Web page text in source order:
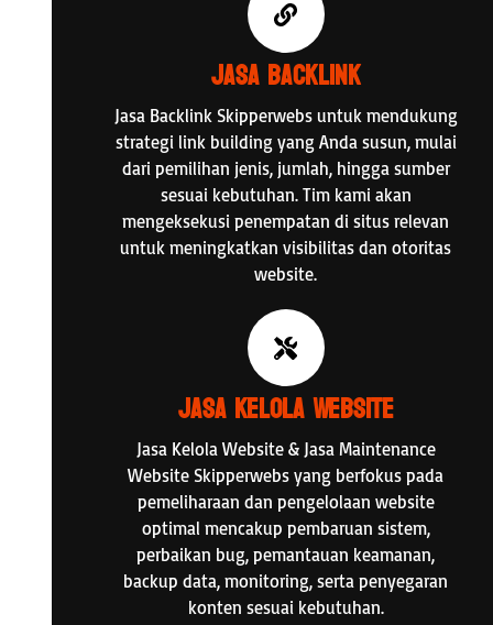
Jasa Backlink
Jasa Backlink Skipperwebs untuk mendukung
strategi link building yang Anda susun, mulai
dari pemilihan jenis, jumlah, hingga sumber
sesuai kebutuhan. Tim kami akan
mengeksekusi penempatan di situs relevan
untuk meningkatkan visibilitas dan otoritas
website.
Jasa Kelola Website
Jasa Kelola Website & Jasa Maintenance
Website Skipperwebs yang berfokus pada
pemeliharaan dan pengelolaan website
optimal mencakup pembaruan sistem,
perbaikan bug, pemantauan keamanan,
backup data, monitoring, serta penyegaran
konten sesuai kebutuhan.